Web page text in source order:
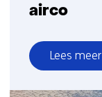
airco
Lees meer
over
TNO-